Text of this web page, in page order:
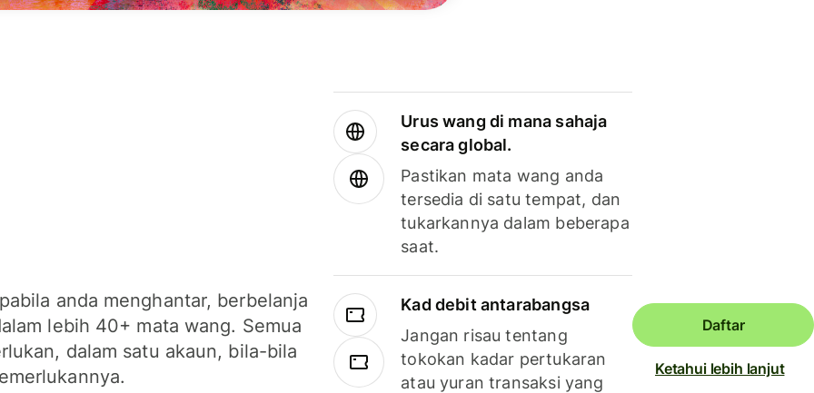
anda menghantar, berbelanja
lebih 40+ mata wang. Semua
dalam satu akaun, bila-bila
Urus wang di mana sahaja
secara global.
Pastikan mata wang anda
tersedia di satu tempat, dan
tukarkannya dalam beberapa
saat.
Kad debit antarabangsa
Jangan risau tentang
tokokan kadar pertukaran
atau yuran transaksi yang
Daftar
Ketahui lebih lanjut